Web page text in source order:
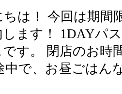
は！ 今回は期間
ます！ 1DAYパ
す。 閉店のお時
中で、お昼ごはん